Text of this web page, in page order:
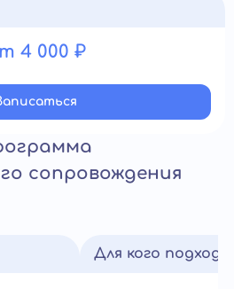
4 000 ₽
сопровождения
Для кого